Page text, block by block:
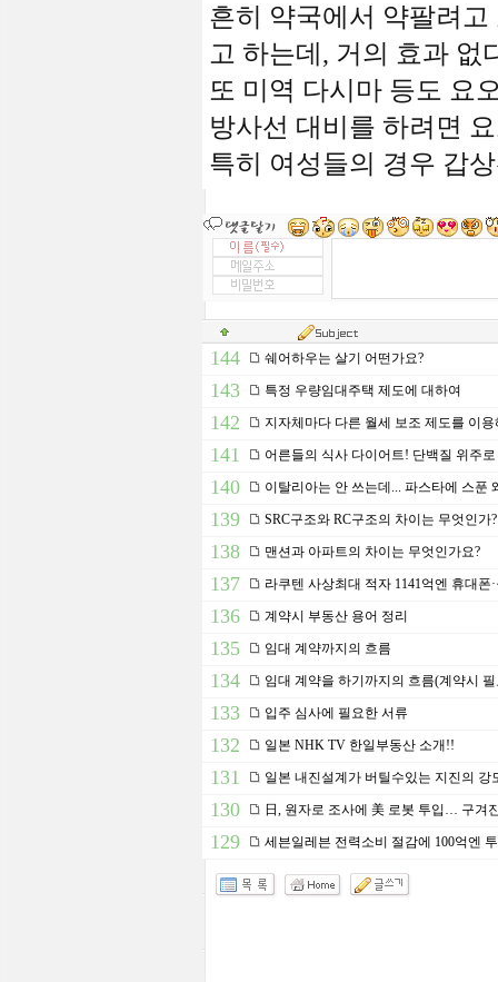
흔히 약국에서 약팔려
고 하는데, 거의 효과 없
또 미역 다시마 등도 요
방사선 대비를 하려면
특히 여성들의 경우 갑
144 쉐어하우는 살기 어떤가요?
143 특정 우량임대주택 제도에 대하여
142 지자체마다 다른 월세 보조 제도를 이
141 어른들의 식사 다이어트! 단백질 위주
140 이탈리아는 안 쓰는데... 파스타에 스푼
139 SRC구조와 RC구조의 차이는 무엇인가?
138 맨션과 아파트의 차이는 무엇인가요?
137 라쿠텐 사상최대 적자 1141억엔 휴대폰
136 계약시 부동산 용어 정리
135 임대 계약까지의 흐름
134 임대 계약을 하기까지의 흐름(계약시
133 입주 심사에 필요한 서류
132 일본 NHK TV 한일부동산 소개!!
131 일본 내진설계가 버틸수있는 지진의 강
130 日, 원자로 조사에 美 로봇 투입… 구겨
129 세븐일레븐 전력소비 절감에 100억엔